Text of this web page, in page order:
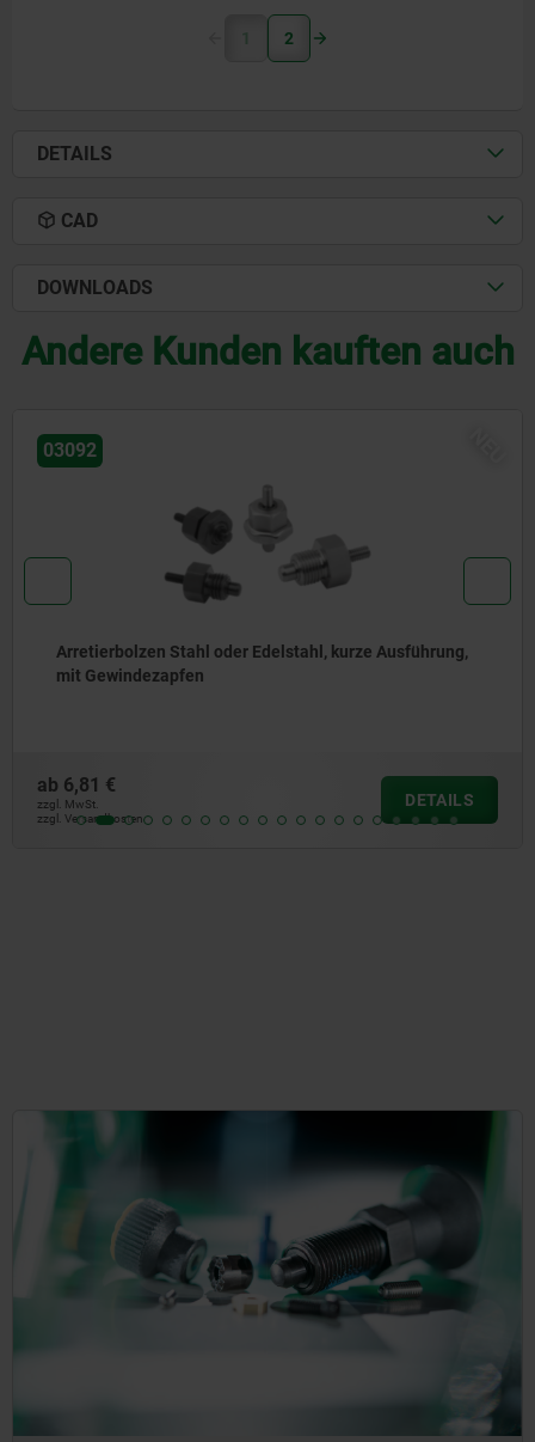
1 2
DETAILS
CAD
DOWNLOADS
Andere Kunden kauften auch
NEU
Premium - Arretierbolzen Stahl oder Edelstahl mit
Kunststoff-Pilzgriff und konischem Arretierstift
zzgl. Versandkosten